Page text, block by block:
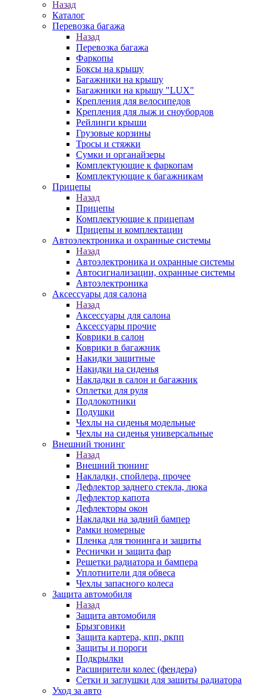
Назад
Каталог
Перевозка багажа
Назад
Перевозка багажа
Фаркопы
Боксы на крышу
Багажники на крышу
Багажники на крышу "LUX"
Крепления для велосипедов
Крепления для лыж и сноубордов
Рейлинги крыши
Грузовые корзины
Тросы и стяжки
Сумки и органайзеры
Комплектующие к фаркопам
Комплектующие к багажникам
Прицепы
Назад
Прицепы
Комплектующие к прицепам
Прицепы и комплектации
Автоэлектроника и охранные системы
Назад
Автоэлектроника и охранные системы
Автосигнализации, охранные системы
Автоэлектроника
Аксессуары для салона
Назад
Аксессуары для салона
Аксессуары прочие
Коврики в салон
Коврики в багажник
Накидки защитные
Накидки на сиденья
Накладки в салон и багажник
Оплетки для руля
Подлокотники
Подушки
Чехлы на сиденья модельные
Чехлы на сиденья универсальные
Внешний тюнинг
Назад
Внешний тюнинг
Накладки, спойлера, прочее
Дефлектор заднего стекла, люка
Дефлектор капота
Дефлекторы окон
Накладки на задний бампер
Рамки номерные
Пленка для тюнинга и защиты
Реснички и защита фар
Решетки радиатора и бампера
Уплотнители для обвеса
Чехлы запасного колеса
Защита автомобиля
Назад
Защита автомобиля
Брызговики
Защита картера, кпп, ркпп
Защиты и пороги
Подкрылки
Расширители колес (фендера)
Сетки и заглушки для защиты радиатора
Уход за авто